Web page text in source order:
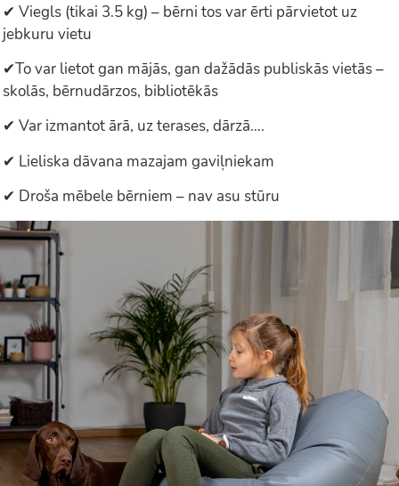
✔ Viegls (tikai 3.5 kg) – bērni tos var ērti pārvietot uz
jebkuru vietu
✔To var lietot gan mājās, gan dažādās publiskās vietās –
skolās, bērnudārzos, bibliotēkās
✔ Var izmantot ārā, uz terases, dārzā….
✔ Lieliska dāvana mazajam gaviļniekam
✔ Droša mēbele bērniem – nav asu stūru